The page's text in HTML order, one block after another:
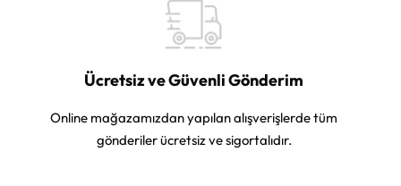
Ücretsiz ve Güvenli Gönderim
Online mağazamızdan yapılan alışverişlerde tüm
gönderiler ücretsiz ve sigortalıdır.